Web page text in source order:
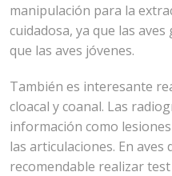
manipulación para la
cuidadosa, ya que las
que las aves jóvenes.
También es interesante
cloacal y coanal. Las
información como
las articulaciones. En aves
recomendable realizar